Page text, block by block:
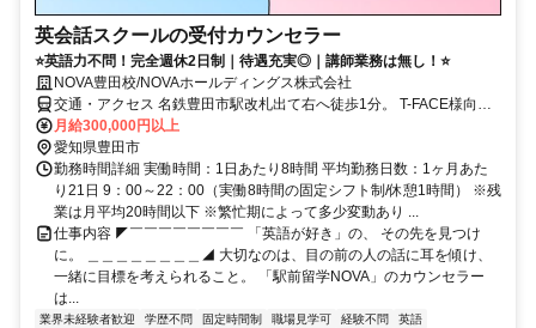
英会話スクールの受付カウンセラー
⭐英語力不問！完全週休2日制｜待遇充実◎｜講師業務は無し！⭐
NOVA豊田校/NOVAホールディングス株式会社
交通・アクセス 名鉄豊田市駅改札出て右へ徒歩1分。 T-FACE様向か
い1F朝日薬局様のビル2F・愛環新豊田駅より豊田市駅方面へ徒歩3分
月給300,000円以上
愛知県豊田市
勤務時間詳細 実働時間：1日あたり8時間 平均勤務日数：1ヶ月あた
り21日 9：00～22：00（実働8時間の固定シフト制/休憩1時間） ※残
業は月平均20時間以下 ※繁忙期によって多少変動あり ...
仕事内容 ◤￣￣￣￣￣￣￣￣ 「英語が好き」の、 その先を見つけ
に。 ＿＿＿＿＿＿＿＿◢ 大切なのは、目の前の人の話に耳を傾け、
一緒に目標を考えられること。 「駅前留学NOVA」のカウンセラー
は...
業界未経験者歓迎 学歴不問 固定時間制 職場見学可 経験不問
英語